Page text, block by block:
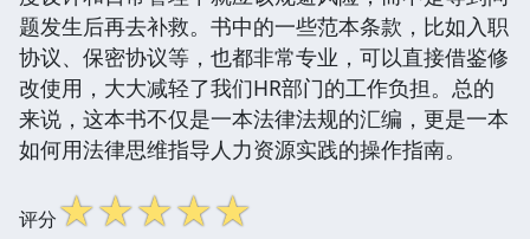
题发生后再去补救。书中的一些范本条款，比如入职
协议、保密协议等，也都非常专业，可以直接借鉴修
改使用，大大减轻了我们HR部门的工作负担。总的
来说，这本书不仅是一本法律法规的汇编，更是一本
如何用法律思维指导人力资源实践的操作指南。
评分☆☆☆☆☆